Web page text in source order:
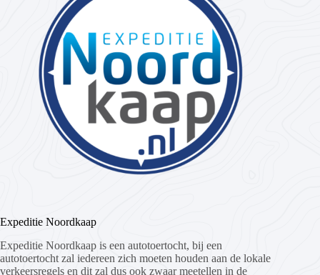
Expeditie Noordkaap
Expeditie Noordkaap is een autotoertocht, bij een
autotoertocht zal iedereen zich moeten houden aan de lokale
verkeersregels en dit zal dus ook zwaar meetellen in de